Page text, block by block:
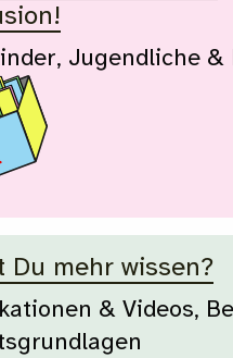
Jugendliche &
Du mehr wissen?
& Videos,